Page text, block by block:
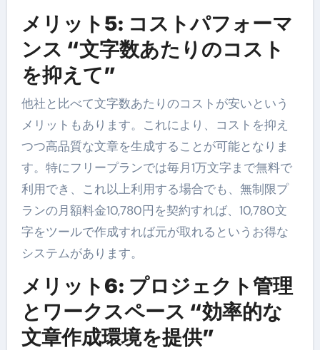
メリット5: コストパフォーマ
ンス “文字数あたりのコスト
を抑えて”
他社と比べて文字数あたりのコストが安いという
メリットもあります。これにより、コストを抑え
つつ高品質な文章を生成することが可能となりま
す。特にフリープランでは毎月1万文字まで無料で
利用でき、これ以上利用する場合でも、無制限プ
ランの月額料金10,780円を契約すれば、10,780文
字をツールで作成すれば元が取れるというお得な
システムがあります。
メリット6: プロジェクト管理
とワークスペース “効率的な
文章作成環境を提供”